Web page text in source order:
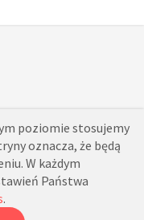
poziomie stosujemy
oznacza, że będą
W każdym
Państwa
.